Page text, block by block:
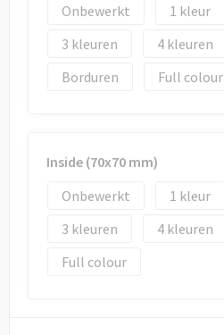
Onbewerkt
1
3
4
Borduren
Full colour
Inside (70x70 mm)
Onbewerkt
1
3
4
Full colour